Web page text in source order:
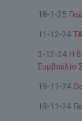
18-1-25
11-12-24
3-12-24 Η
Συμβούλιο
19-11-24
19-11-24 Γε